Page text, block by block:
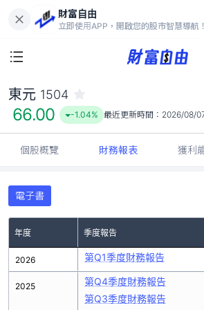
財富自由
立即使用APP，開啟您的股市智慧導航！
66.00
-1.04%
東元 1504
66.00 -1.04% 最近更新時間： 2026/08/
個股概覽 財務報表 獲利
電子書
年度 季度報告
2026
2025
第Q1季度財務報告
第Q4季度財務報告
第Q3季度財務報告